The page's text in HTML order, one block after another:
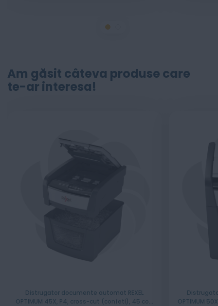
Am găsit câteva produse care
te-ar interesa!
Distrugator documente automat REXEL
OPTIMUM 45X, P4, cross-cut (confeti), 45 coli,
OPTIMUM